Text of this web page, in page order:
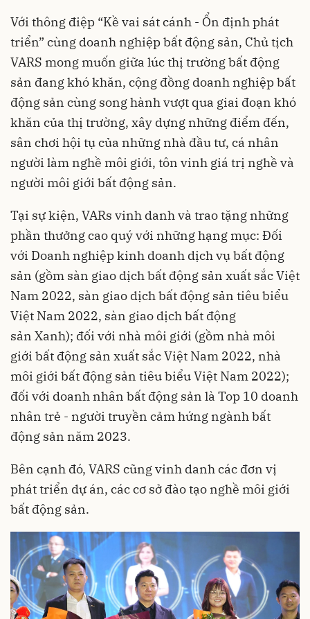
Với thông điệp “Kề vai sát cánh - Ổn định phát
triển” cùng doanh nghiệp bất động sản, Chủ tịch
VARS mong muốn giữa lúc thị trường bất động
sản đang khó khăn, cộng đồng doanh nghiệp bất
động sản cùng song hành vượt qua giai đoạn khó
khăn của thị trường, xây dựng những điểm đến,
sân chơi hội tụ của những nhà đầu tư, cá nhân
người làm nghề môi giới, tôn vinh giá trị nghề và
người môi giới bất động sản.
Tại sự kiện, VARs vinh danh và trao tặng những
phần thưởng cao quý với những hạng mục: Đối
với Doanh nghiệp kinh doanh dịch vụ bất động
sản (gồm sàn giao dịch bất động sản xuất sắc Việt
Nam 2022, sàn giao dịch bất động sản tiêu biểu
Việt Nam 2022, sàn giao dịch bất động
sản Xanh); đối với nhà môi giới (gồm nhà môi
giới bất động sản xuất sắc Việt Nam 2022, nhà
môi giới bất động sản tiêu biểu Việt Nam 2022);
đối với doanh nhân bất động sản là Top 10 doanh
nhân trẻ - người truyền cảm hứng ngành bất
động sản năm 2023.
Bên cạnh đó, VARS cũng vinh danh các đơn vị
phát triển dự án, các cơ sở đào tạo nghề môi giới
bất động sản.